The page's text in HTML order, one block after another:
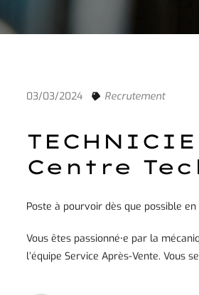
03/03/2024 Recrutement
Centre
Poste à pourvoir dès que possible en
Vous êtes passionné⸱e par la
l’équipe Service Après-Vente. Vous